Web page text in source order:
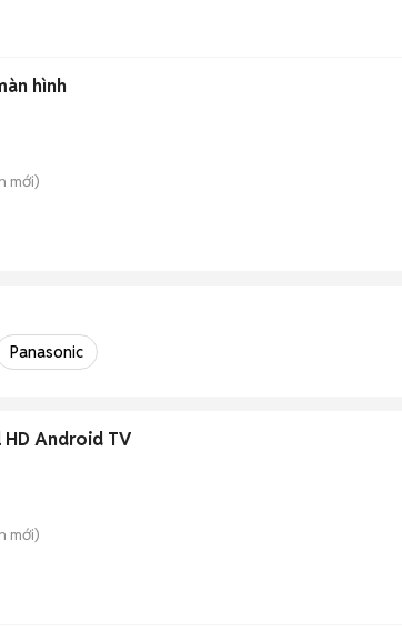
hình
mới)
Panasonic
HD Android TV
mới)